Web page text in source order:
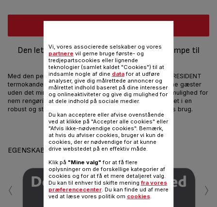
Den letanvendelige XL termokande med pumpe til
enhver lejlighed
Med den perfekte kapacitet til enhver lejlighed, Tefal PRESIDENT
termokanden med pumpe serverer varme drikke for dine gæster
uden det mindste besvær. Praktiske egenskaber giver mulighed for
nem rengøring, opfyldning og transport. Den er fremstillet i en
robust og stærk ramme i rustfrit stål som sikrer lang tids brug.
Del Sende
EGENSKABER
‹ ›
Vi, vores associerede selskaber og vores
partnere vil gerne bruge første- og
tredjepartscookies eller lignende
teknologier (samlet kaldet "Cookies") til at
indsamle nogle af dine datafor at udføre
analyser, give dig målrettede annoncer og
målrettet indhold baseret på dine interesser
og onlineaktiviteter og give dig mulighed for
at dele indhold på sociale medier.
Du kan acceptere eller afvise ovenstående
ved at klikke på "Accepter alle cookies" eller
"Afvis ikke-nødvendige cookies". Bemærk,
at hvis du afviser cookies, bruger vi kun de
cookies, der er nødvendige for at kunne
drive webstedet på en effektiv måde.
Klik på "Mine valg" for at få flere
oplysninger om de forskellige kategorier af
cookies og for at få et mere detaljeret valg.
Du kan til enhver tid skifte mening fra vores
præferencecenter. Du kan finde ud af mere
ved at læse vores politik om cookies.